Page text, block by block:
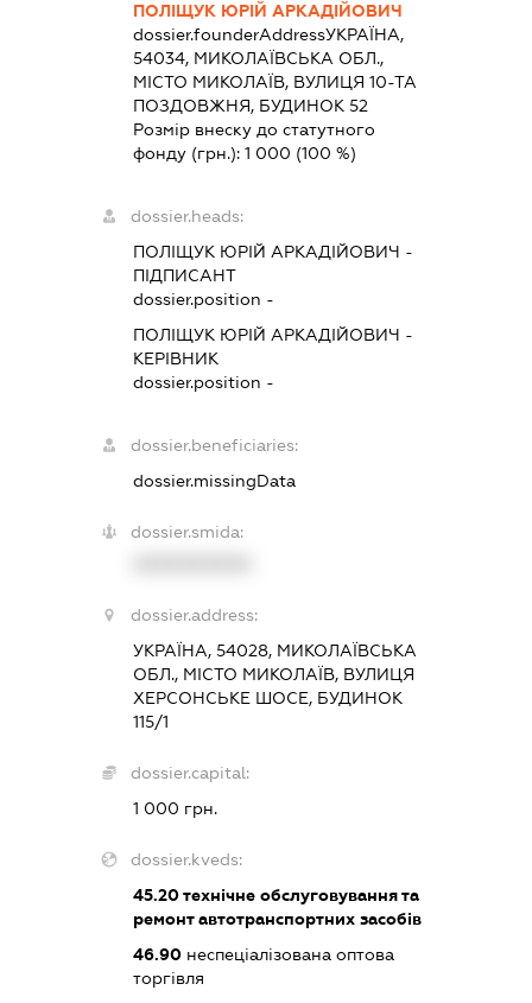
ПОЛІЩУК ЮРІЙ АРКАДІЙОВИЧ
dossier.founderAddressУКРАЇНА,
54034, МИКОЛАЇВСЬКА ОБЛ.,
МІСТО МИКОЛАЇВ, ВУЛИЦЯ 10-ТА
ПОЗДОВЖНЯ, БУДИНОК 52
Розмір внеску до статутного
фонду (грн.):1 000 (100 %)
dossier.heads:
ПОЛІЩУК ЮРІЙ АРКАДІЙОВИЧ -
ПІДПИСАНТ
dossier.position -
ПОЛІЩУК ЮРІЙ АРКАДІЙОВИЧ -
КЕРІВНИК
dossier.position -
dossier.beneficiaries:
dossier.missingData
dossier.smida:
dossier.address:
УКРАЇНА, 54028, МИКОЛАЇВСЬКА
ОБЛ., МІСТО МИКОЛАЇВ, ВУЛИЦЯ
ХЕРСОНСЬКЕ ШОСЕ, БУДИНОК
115/1
dossier.capital:
1 000 грн.
dossier.kveds:
45.20технічне обслуговування та
ремонт автотранспортних засобів
46.90 неспеціалізована оптова
торгівля